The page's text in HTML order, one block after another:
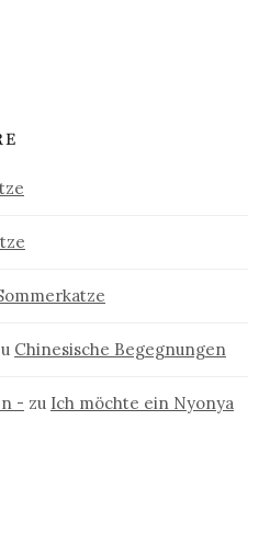
Chinesische Begegnungen
- zu Ich möchte ein Nyonya